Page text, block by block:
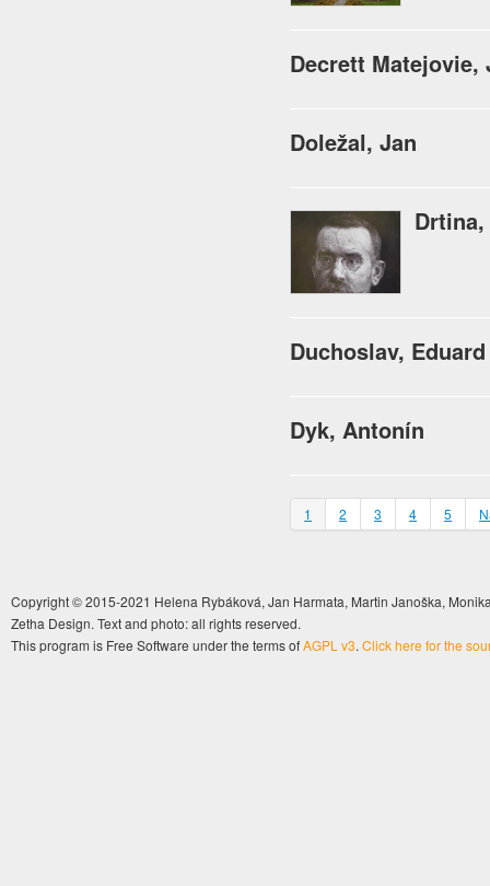
Decrett Matejovie,
Doležal, Jan
Duchoslav, Eduard
Dyk, Antonín
1 2 3 4 5
Copyright © 2015-2021 Helena Rybáková, Jan Harmata, Martin Janoška,
Zetha Design. Text and photo: all rights reserved.
This program is Free Software under the terms ofAGPL v3. Click here for the